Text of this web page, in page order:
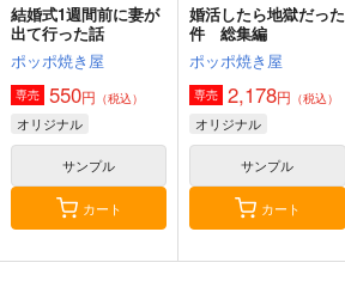
結婚式1週間前に妻が
出て行った話
ポッポ焼き屋
専売 550円 （税込）
オリジナル
サンプル
カート
婚活したら地獄だった
件 総集編
ポッポ焼き屋
専売 2,178円 （税込）
オリジナル
サンプル
カート